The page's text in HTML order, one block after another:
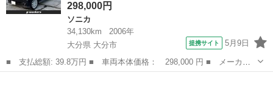
298,000円
ソニカ
34,130km
2006年
大分県 大分市
提携サイト 5月9日
■ 支払総額: 39.8万円 ■ 車両本体価格： 298,000 円 ■ メーカー
名： ダイハツ ■ 車種名： ソニカ ■ グレード名： ＲＳ ター